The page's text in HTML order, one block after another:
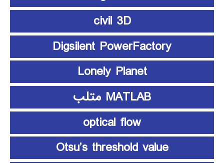
civil 3D
Digsilent PowerFactory
Lonely Planet
MATLAB متلب
optical flow
Otsu’s threshold value